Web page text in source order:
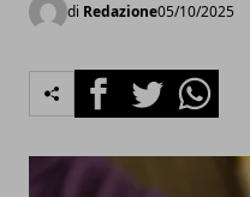
di Redazione05/10/2025
FacebookTwitterWhatsapp